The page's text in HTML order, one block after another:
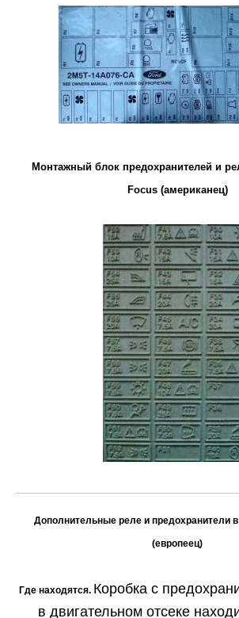
Монтажный блок предохранителей и
Focus (американец)
Дополнительные реле и предохранители
(европеец)
Где находятся. Коробка с
в двига­тельном отсеке